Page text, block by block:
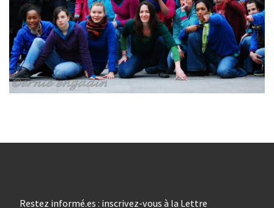
Restez informé.es : inscrivez-vous à la Lettre